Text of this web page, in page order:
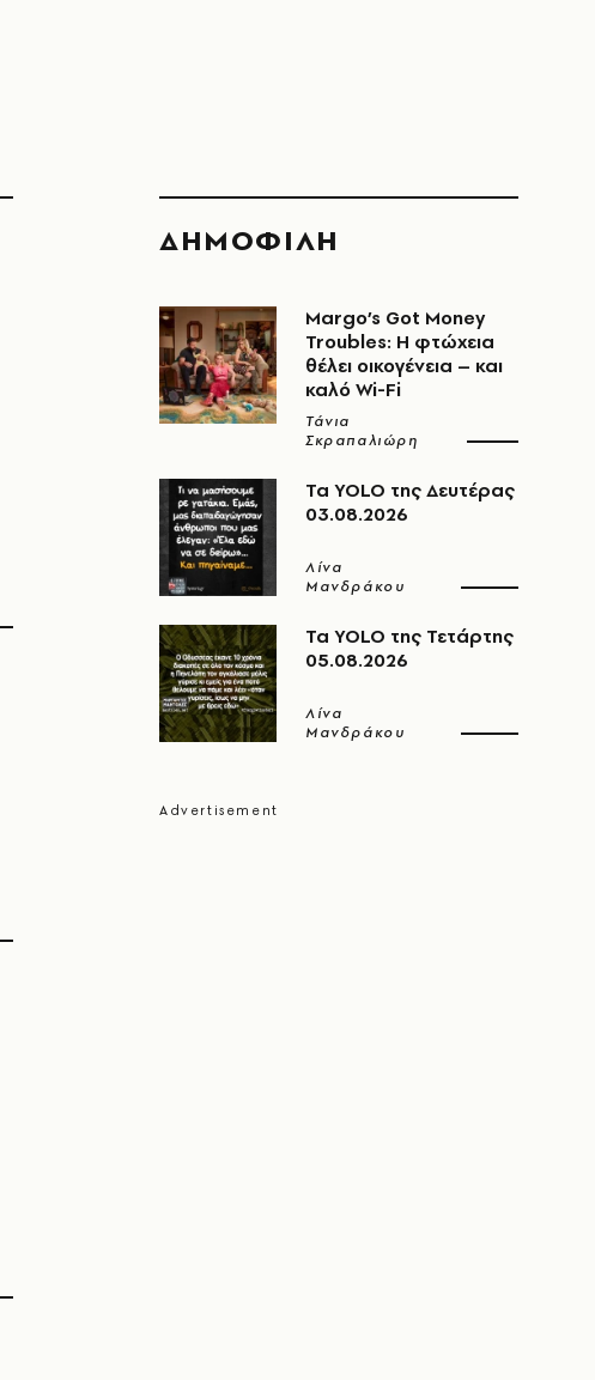
ΔΗΜΟΦΙΛΗ
Margo’s Got Money
Troubles: H φτώχεια
θέλει οικογένεια – και
καλό Wi-Fi
Τάνια
Σκραπαλιώρη
Τα YOLO της Δευτέρας
03.08.2026
Λίνα
Μανδράκου
Τα YOLO της Τετάρτης
05.08.2026
Λίνα
Μανδράκου